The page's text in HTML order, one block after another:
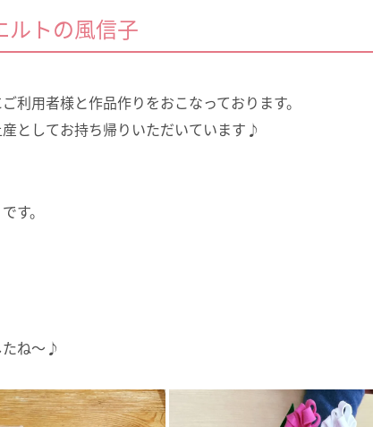
ルトの風信子
利用者様と作品作りをおこなっております。
としてお持ち帰りいただいています♪
す。
たね～♪